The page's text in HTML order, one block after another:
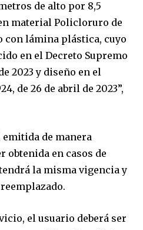
de alto por 8,5
material Policloruro de
con lámina plástica, cuyo
en el Decreto Supremo
2023 y diseño en el
de 26 de abril de 2023”,
emitida de manera
obtenida en casos de
la misma vigencia y
el usuario deberá ser